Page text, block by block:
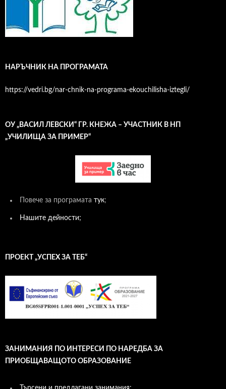
НАРЪЧНИК НА ПРОГРАМАТА
https://vedri.bg/nar-chnik-na-programa-ekouchilisha-iztegli/
ОУ „ВАСИЛ ЛЕВСКИ“ ГР. КНЕЖА – УЧАСТНИК В НП
„УЧИЛИЩА ЗА ПРИМЕР“
Повече за програмата тук;
Нашите дейности;
ПРОЕКТ „УСПЕХ ЗА ТЕБ“
ЗАНИМАНИЯ ПО ИНТЕРЕСИ ПО НАРЕДБА ЗА
ПРИОБЩАВАЩОТО ОБРАЗОВАНИЕ